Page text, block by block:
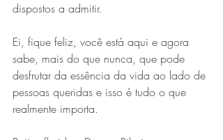
dispostos a admitir.
Ei, fique feliz, você está aqui e agora
sabe, mais do que nunca, que pode
desfrutar da essência da vida ao lado de
pessoas queridas e isso é tudo o que
realmente importa.